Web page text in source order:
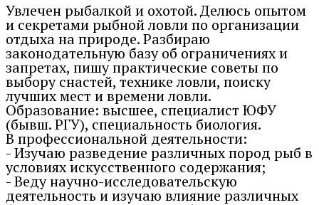
Увлечен рыбалкой и охотой. Делюсь опытом
и секретами рыбной ловли по организации
отдыха на природе. Разбираю
законодательную базу об ограничениях и
запретах, пишу практические советы по
выбору снастей, технике ловли, поиску
лучших мест и времени ловли.
Образование: высшее, специалист ЮФУ
(бывш. РГУ), специальность биология.
В профессиональной деятельности:
- Изучаю разведение различных пород рыб в
условиях искусственного содержания;
- Веду научно-исследовательскую
деятельность и изучаю влияние различных